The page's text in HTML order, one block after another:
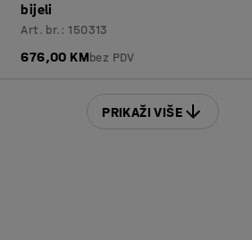
bijeli
Art. br.: 150313
676,00 KMbez PDV
PRIKAŽI VIŠE